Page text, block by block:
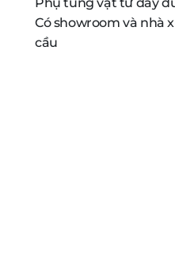
Có showroom và nhà
cầu